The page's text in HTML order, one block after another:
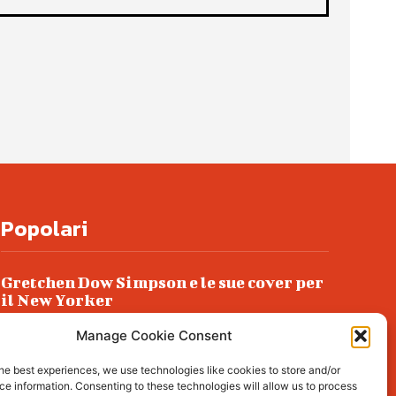
Manage Cookie Consent
best experiences, we use technologies like cookies to store and/or
information. Consenting to these technologies will allow us to process
Popolari
Gretchen Dow Simpson e le sue cover per
il New Yorker
Ancora dossieraggi e schedature
Podlech, il Cile lo ha condannato
all’ergastolo